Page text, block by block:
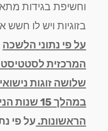
וחשיפת בגידות
בזוגיות ויש לו חשש
על פי נתוני הלשכה
המרכזית
שלושה זוגות
במהלך 15
הראשונות. על פי